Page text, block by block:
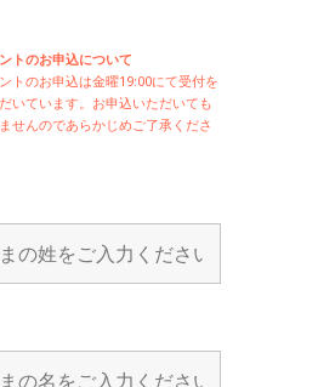
トのお申込について
トのお申込は金曜19:00にて受付を
いています。お申込いただいても
せんのであらかじめご了承くださ